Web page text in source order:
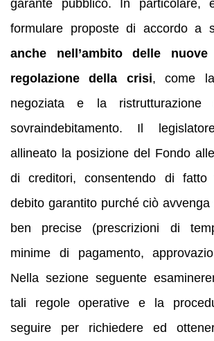
garante pubblico. In particolare,
formulare proposte di accordo a
anche nell’ambito delle
regolazione della crisi, come la
negoziata e la
sovraindebitamento. Il
allineato la posizione del Fondo
di creditori, consentendo di fatto
debito garantito purché ciò
ben precise (prescrizioni di
minime di pagamento,
Nella sezione seguente
tali regole operative e la
seguire per richiedere ed